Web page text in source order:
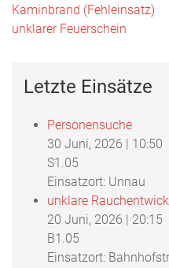
Kaminbrand (Fehleinsatz)
unklarer Feuerschein
Letzte Einsätze
Personensuche
30 Juni, 2026 | 10:50
S1.05
Einsatzort: Unnau
unklare
20 Juni, 2026 | 20:15
B1.05
Einsatzort: